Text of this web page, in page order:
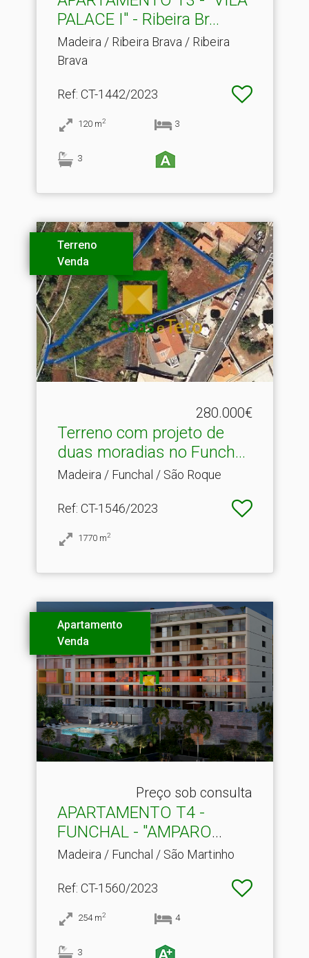
PALACE I" - Ribeira Br.​..
Madeira / Ribeira Brava / Ribeira
Brava
Ref: CT-1442/2023
120 m2 3
3
Terreno
Venda
280.000€
Terreno com projeto de
duas moradias no Funch.​..
Madeira / Funchal / São Roque
Ref: CT-1546/2023
1770 m2
Apartamento
Venda
Preço sob consulta
APARTAMENTO T4 -
FUNCHAL - "AMPARO
VIEW"
Madeira / Funchal / São Martinho
Ref: CT-1560/2023
254 m2 4
3